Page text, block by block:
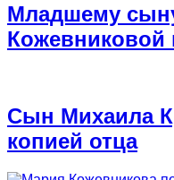
Младшему
Кожевниковой
Сын Михаила
копией отца